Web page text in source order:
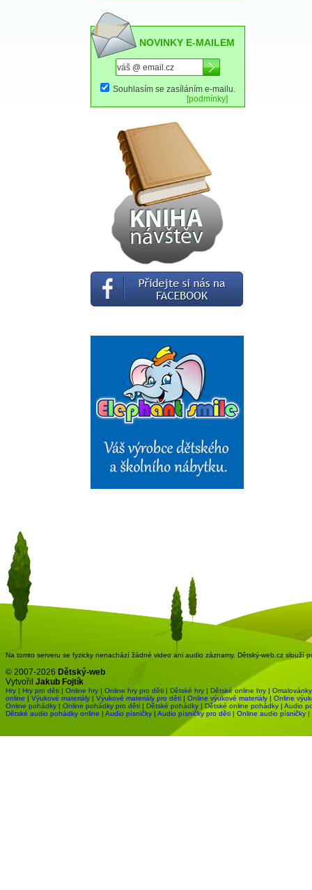
NOVINKY E-MAILEM
Souhlasím se zasíláním e-mailu.
[podmínky]
Na tomto serveru se fyzicky nenachází žádné video ani audio záznamy. Dětský-web.cz slouží
© 2007-2026 Dětský-web
Vytvořil Jakub Fojtík
Hry | Hry pro děti | Online hry | Online hry pro děti | Dětské hry | Dětské online hry | Omalovánky
online | Výukové materiály | Výukové materiály pro děti | Online výukové materiály | Online
Online pohádky | Online pohádky pro děti | Dětské pohádky | Dětské online pohádky | Audio
Dětské audio pohádky online | Audio písničky | Audio písničky pro děti | Online audio písničky |